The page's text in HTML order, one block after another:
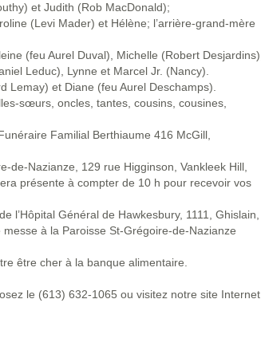
et Judith (Rob MacDonald);
(Levi Mader) et Hélène; l’arrière-grand-mère
(feu Aurel Duval), Michelle (Robert Desjardins),
Leduc), Lynne et Marcel Jr. (Nancy).
et Diane (feu Aurel Deschamps).
sœurs, oncles, tantes, cousins, cousines,
Familial Berthiaume 416 McGill,
de-Nazianze, 129 rue Higginson, Vankleek Hill,
présente à compter de 10 h pour recevoir vos
l’Hôpital Général de Hawkesbury, 1111, Ghislain,
à la Paroisse St-Grégoire-de-Nazianze
être cher à la banque alimentaire.
le (613) 632-1065 ou visitez notre site Internet